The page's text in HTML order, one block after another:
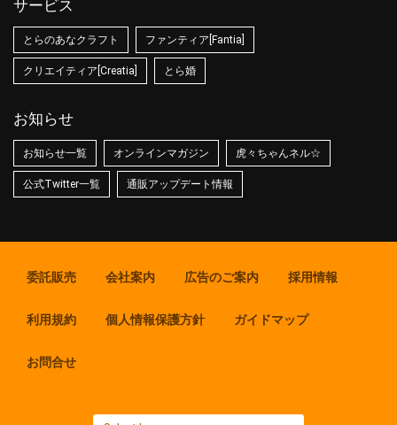
サービス
とらのあなクラフト ファンティア[Fantia]
クリエイティア[Creatia] とら婚
お知らせ
お知らせ一覧 オンラインマガジン 虎々ちゃんネル☆
公式Twitter一覧 通販アップデート情報
委託販売 会社案内 広告のご案内 採用情報
利用規約 個人情報保護方針 ガイドマップ
お問合せ